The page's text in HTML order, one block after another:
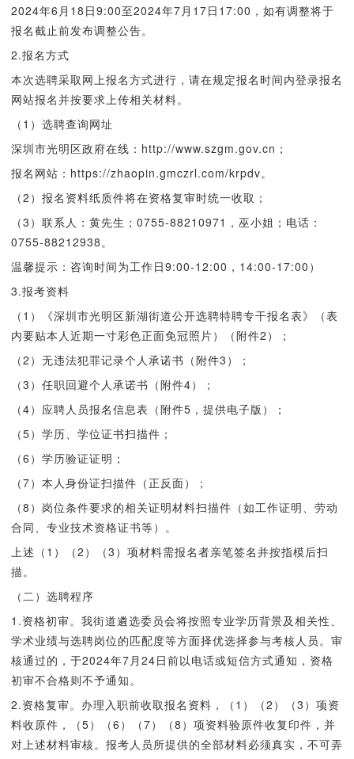
2024年6月18日9:00至2024年7月17日17:00，如有调整将于
报名截止前发布调整公告。
2.报名方式
本次选聘采取网上报名方式进行，请在规定报名时间内登录报名
网站报名并按要求上传相关材料。
（1）选聘查询网址
深圳市光明区政府在线：http://www.szgm.gov.cn；
报名网站：https://zhaopin.gmczrl.com/krpdv。
（2）报名资料纸质件将在资格复审时统一收取；
（3）联系人：黄先生；0755-88210971，巫小姐；电话：
0755-88212938。
温馨提示：咨询时间为工作日9:00-12:00，14:00-17:00）
3.报考资料
（1）《深圳市光明区新湖街道公开选聘特聘专干报名表》（表
内要贴本人近期一寸彩色正面免冠照片）（附件2）；
（2）无违法犯罪记录个人承诺书（附件3）；
（3）任职回避个人承诺书（附件4）；
（4）应聘人员报名信息表（附件5，提供电子版）；
（5）学历、学位证书扫描件；
（6）学历验证证明；
（7）本人身份证扫描件（正反面）；
（8）岗位条件要求的相关证明材料扫描件（如工作证明、劳动
合同、专业技术资格证书等）。
上述（1）（2）（3）项材料需报名者亲笔签名并按指模后扫
描。
（二）选聘程序
1.资格初审。我街道遴选委员会将按照专业学历背景及相关性、
学术业绩与选聘岗位的匹配度等方面择优选择参与考核人员。审
核通过的，于2024年7月24日前以电话或短信方式通知，资格
初审不合格则不予通知。
2.资格复审。办理入职前收取报名资料，（1）（2）（3）项资
料收原件，（5）（6）（7）（8）项资料验原件收复印件，并
对上述材料审核。报考人员所提供的全部材料必须真实，不可弄